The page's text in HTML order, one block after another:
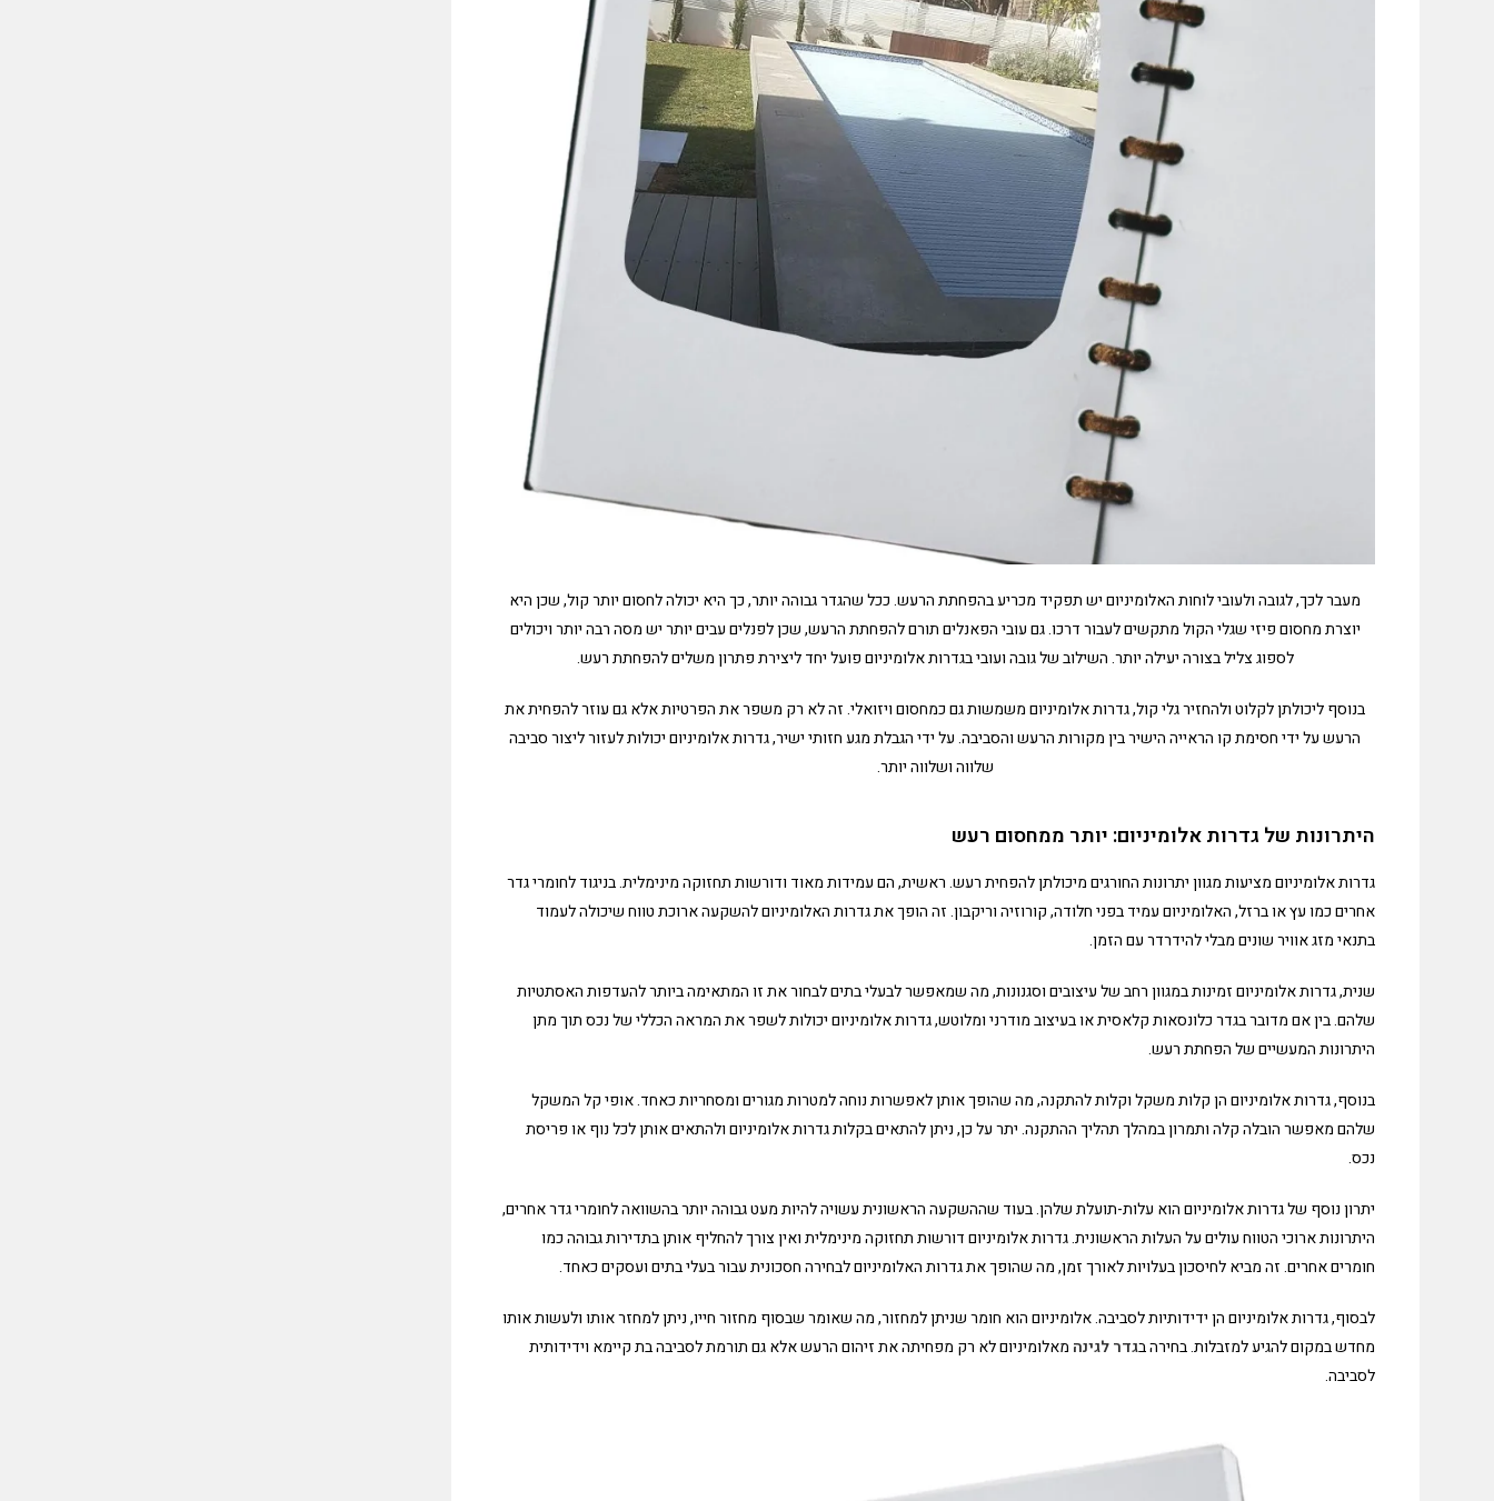
מעבר לכך, לגובה ולעובי לוחות האלומיניום יש תפקיד מכריע בהפחתת הרעש. ככל שהגדר גבוהה יותר, כך היא יכולה לחסום יותר קול, שכן היא
יוצרת מחסום פיזי שגלי הקול מתקשים לעבור דרכו. גם עובי הפאנלים תורם להפחתת הרעש, שכן לפנלים עבים יותר יש מסה רבה יותר ויכולים
לספוג צליל בצורה יעילה יותר. השילוב של גובה ועובי בגדרות אלומיניום פועל יחד ליצירת פתרון משלים להפחתת רעש.
בנוסף ליכולתן לקלוט ולהחזיר גלי קול, גדרות אלומיניום משמשות גם כמחסום ויזואלי. זה לא רק משפר את הפרטיות אלא גם עוזר להפחית את
הרעש על ידי חסימת קו הראייה הישיר בין מקורות הרעש והסביבה. על ידי הגבלת מגע חזותי ישיר, גדרות אלומיניום יכולות לעזור ליצור סביבה
שלווה ושלווה יותר.
היתרונות של גדרות אלומיניום: יותר ממחסום רעש
גדרות אלומיניום מציעות מגוון יתרונות החורגים מיכולתן להפחית רעש. ראשית, הם עמידות מאוד ודורשות תחזוקה מינימלית. בניגוד לחומרי גדר
אחרים כמו עץ או ברזל, האלומיניום עמיד בפני חלודה, קורוזיה וריקבון. זה הופך את גדרות האלומיניום להשקעה ארוכת טווח שיכולה לעמוד
בתנאי מזג אוויר שונים מבלי להידרדר עם הזמן.
שנית, גדרות אלומיניום זמינות במגוון רחב של עיצובים וסגנונות, מה שמאפשר לבעלי בתים לבחור את זו המתאימה ביותר להעדפות האסתטיות
שלהם. בין אם מדובר בגדר כלונסאות קלאסית או בעיצוב מודרני ומלוטש, גדרות אלומיניום יכולות לשפר את המראה הכללי של נכס תוך מתן
היתרונות המעשיים של הפחתת רעש.
בנוסף, גדרות אלומיניום הן קלות משקל וקלות להתקנה, מה שהופך אותן לאפשרות נוחה למטרות מגורים ומסחריות כאחד. אופי קל המשקל
שלהם מאפשר הובלה קלה ותמרון במהלך תהליך ההתקנה. יתר על כן, ניתן להתאים בקלות גדרות אלומיניום ולהתאים אותן לכל נוף או פריסת
נכס.
יתרון נוסף של גדרות אלומיניום הוא עלות-תועלת שלהן. בעוד שההשקעה הראשונית עשויה להיות מעט גבוהה יותר בהשוואה לחומרי גדר אחרים,
היתרונות ארוכי הטווח עולים על העלות הראשונית. גדרות אלומיניום דורשות תחזוקה מינימלית ואין צורך להחליף אותן בתדירות גבוהה כמו
חומרים אחרים. זה מביא לחיסכון בעלויות לאורך זמן, מה שהופך את גדרות האלומיניום לבחירה חסכונית עבור בעלי בתים ועסקים כאחד.
לבסוף, גדרות אלומיניום הן ידידותיות לסביבה. אלומיניום הוא חומר שניתן למחזור, מה שאומר שבסוף מחזור חייו, ניתן למחזר אותו ולעשות אותו
מחדש במקום להגיע למזבלות. בחירה בגדר לגינה מאלומיניום לא רק מפחיתה את זיהום הרעש אלא גם תורמת לסביבה בת קיימא וידידותית
לסביבה.